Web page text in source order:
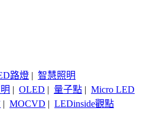
路燈 | 智慧照明
| OLED | 量子點 | Micro LED
| MOCVD | LEDinside觀點